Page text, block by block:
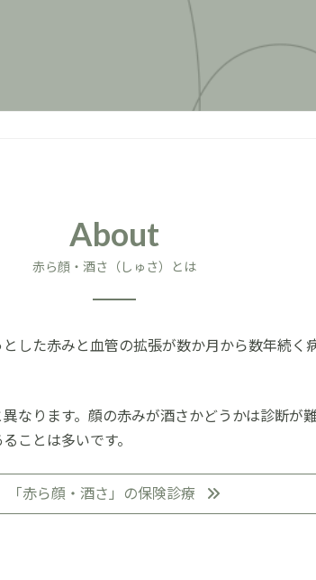
About
赤ら顔・酒さ（しゅさ）とは
した赤みと血管の拡張が数か月から数年続く
なります。顔の赤みが酒さかどうかは診断が
ことは多いです。
「赤ら顔・酒さ」の保険診療